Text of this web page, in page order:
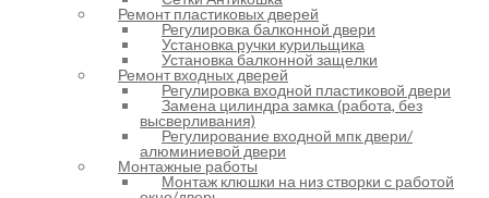
Ремонт пластиковых дверей
Регулировка балконной двери
Установка ручки курильщика
Установка балконной защелки
Ремонт входных дверей
Регулировка входной пластиковой двери
Замена цилиндра замка (работа, без
высверливания)
Регулирование входной мпк двери/
алюминиевой двери
Монтажные работы
Монтаж клюшки на низ створки с работой